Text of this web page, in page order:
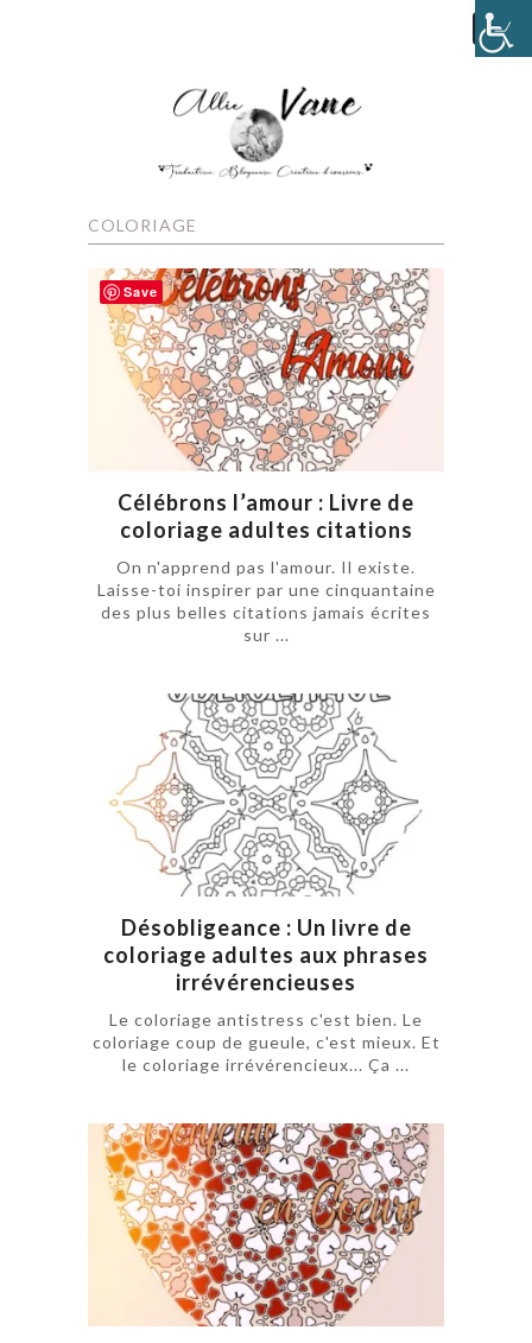
COLORIAGE
Célébrons l’amour : Livre de
coloriage adultes citations
On n'apprend pas l'amour. Il existe.
Laisse-toi inspirer par une cinquantaine
des plus belles citations jamais écrites
sur ...
Désobligeance : Un livre de
coloriage adultes aux phrases
irrévérencieuses
Le coloriage antistress c'est bien. Le
coloriage coup de gueule, c'est mieux. Et
le coloriage irrévérencieux... Ça ...
Save